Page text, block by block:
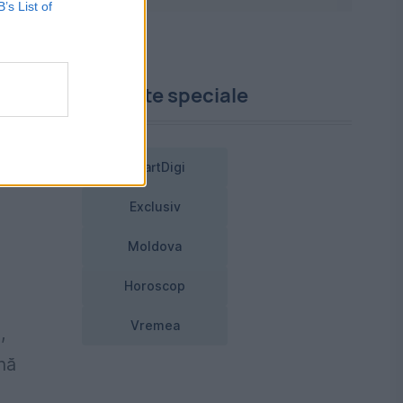
List of
Proiecte speciale
SmartDigi
Exclusiv
Moldova
Horoscop
Vremea